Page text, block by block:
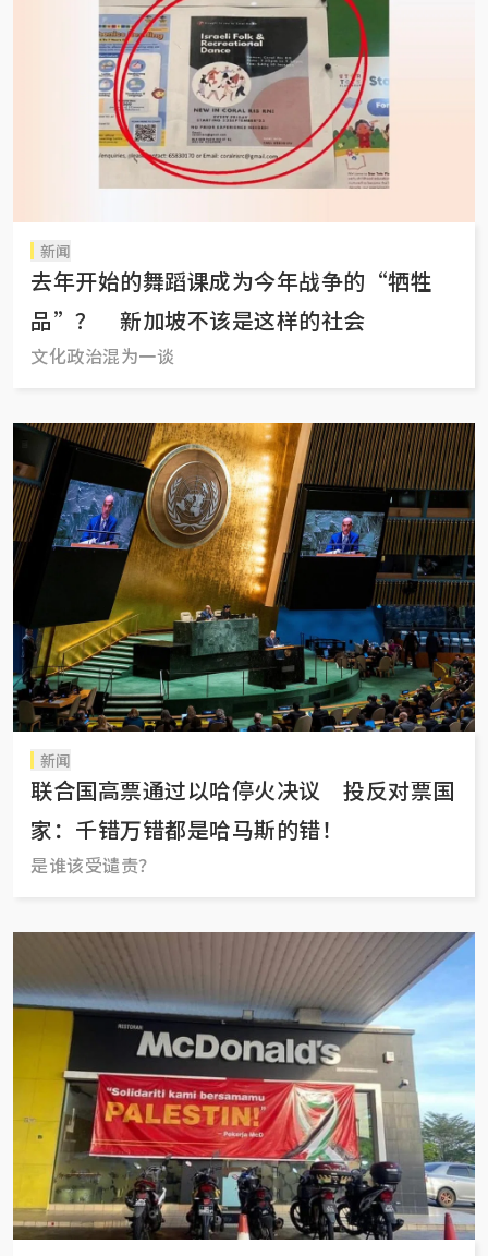
新闻
去年开始的舞蹈课成为今年战争的“牺牲
品”？ 新加坡不该是这样的社会
文化政治混为一谈
新闻
联合国高票通过以哈停火决议 投反对票国
家：千错万错都是哈马斯的错！
是谁该受谴责？